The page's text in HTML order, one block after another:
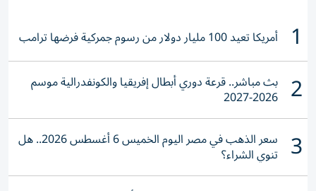
1 أمريكا تعيد 100 مليار دولار من رسوم جمركية فرضها ترامب
2 بث مباشر.. قرعة دوري أبطال إفريقيا والكونفدرالية موسم
2026-2027
3 سعر الذهب في مصر اليوم الخميس 6 أغسطس 2026.. هل
تنوي الشراء؟